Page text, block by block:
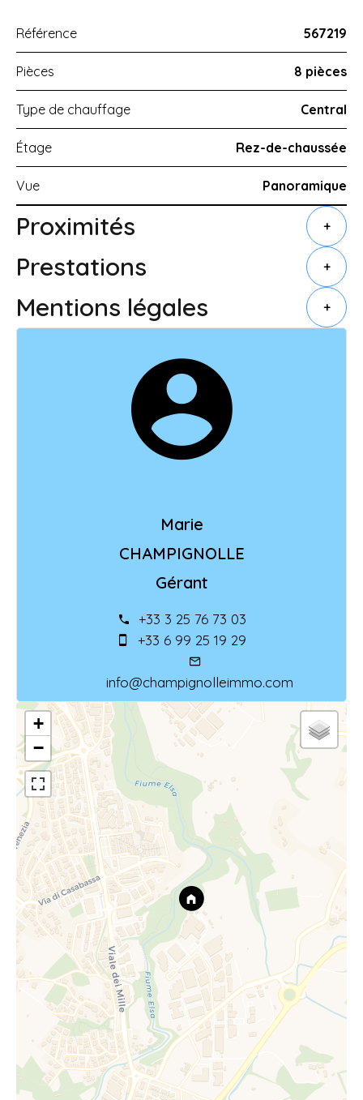
Référence 567219
Pièces 8 pièces
Type de chauffage Central
Étage Rez-de-chaussée
Vue Panoramique
Proximités +
Prestations +
Mentions légales +
Marie
CHAMPIGNOLLE
Gérant
+33 3 25 76 73 03
+33 6 99 25 19 29
info@champignolleimmo.com
+
−